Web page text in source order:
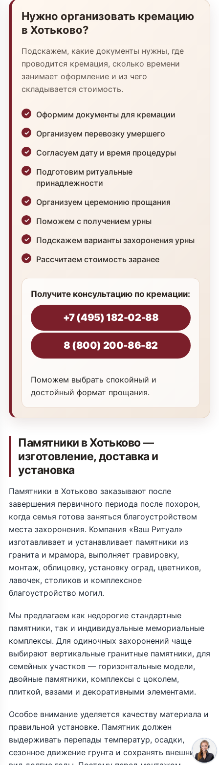
Нужно организовать кремацию
в Хотьково?
Подскажем, какие документы нужны, где
проводится кремация, сколько времени
занимает оформление и из чего
складывается стоимость.
Оформим документы для кремации
Организуем перевозку умершего
Согласуем дату и время процедуры
Подготовим ритуальные
принадлежности
Организуем церемонию прощания
Поможем с получением урны
Подскажем варианты захоронения урны
Рассчитаем стоимость заранее
Получите консультацию по кремации:
+7 (495) 182-02-88
8 (800) 200-86-82
Поможем выбрать спокойный и
достойный формат прощания.
Памятники в Хотьково —
изготовление, доставка и
установка
Памятники в Хотьково заказывают после
завершения первичного периода после похорон,
когда семья готова заняться благоустройством
места захоронения. Компания «Ваш Ритуал»
изготавливает и устанавливает памятники из
гранита и мрамора, выполняет гравировку,
монтаж, облицовку, установку оград, цветников,
лавочек, столиков и комплексное
благоустройство могил.
Мы предлагаем как недорогие стандартные
памятники, так и индивидуальные мемориальные
комплексы. Для одиночных захоронений чаще
выбирают вертикальные гранитные памятники, для
семейных участков — горизонтальные модели,
двойные памятники, комплексы с цоколем,
плиткой, вазами и декоративными элементами.
Особое внимание уделяется качеству материала и
правильной установке. Памятник должен
выдерживать перепады температур, осадки,
сезонное движение грунта и сохранять внешний